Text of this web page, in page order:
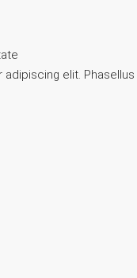
elit. Phasellus